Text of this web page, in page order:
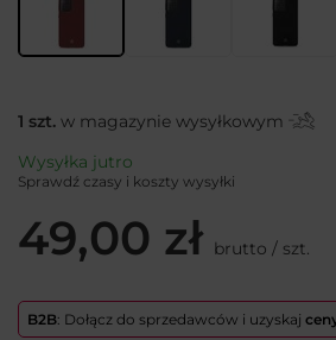
1 szt. w magazynie wysyłkowym
Wysyłka jutro
Sprawdź czasy i koszty wysyłki
49,00 zł brutto / szt.
B2B: Dołącz do sprzedawców i uzyskaj